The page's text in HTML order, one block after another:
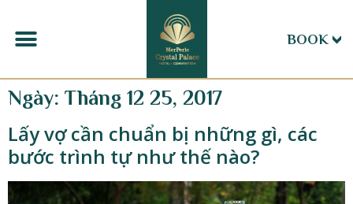
BOOK
Ngày: Tháng 12 25, 2017
Lấy vợ cần chuẩn bị những gì, các
bước trình tự như thế nào?